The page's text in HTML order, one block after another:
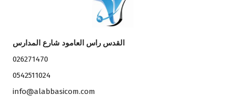
القدس راس العامود شارع المدارس
026271470
0542511024
info@alabbasicom.com